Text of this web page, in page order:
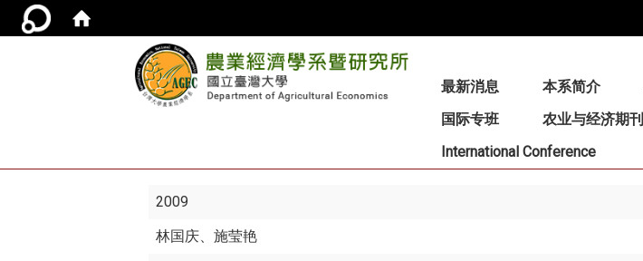
最新消息 本系简介
国际专班
农业与经济期刊
International Conference
2009
林国庆、施莹艳